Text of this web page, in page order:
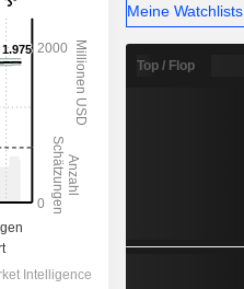
Meine Watchlists
Top / Flop